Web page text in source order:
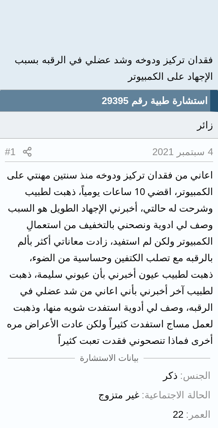
فقدان تركيز ودوخه وشد عضلي في الرقبه بسبب
الإجهاد على الكمبيوتر
استشارة طبية رقم 29395
زائر
4 سبتمبر 2021 #1
اعاني من فقدان تركيز ودوخه منذ سنتين مهنتي على
الكمبيوتر، اقضي 10 ساعات يومياً، ذهبت لطبيب
وشرحت له حالتي، أخبرني الإجهاد الطويل هو السبب
وصف لي ادوية ونصحني بالتخفيف من استعمالِ
الكمبيوتر ولكن لم استفيد، زادت معاناتي أكثر بألم
بالرقبه مع تصلب الكتفين وحساسية من الضوء،
ذهبت لطبيب عيون أخبرني بأن عيوني سليمة، ذهبت
لطبيب آخر أخبرني بأني اعاني من شد عضلي في
الرقبه، وصف لي أدوية استفدت شويه منها، وذهبت
لعمل مساج استفدت كثيراً ولكن عادت الأعراض مره
أخرى فماذا تنصحوني فقدت تعبت كثيراً
بيانات الاستشارة
الجنس ذكر
الحالة الاجتماعية غير متزوج
العمر
22